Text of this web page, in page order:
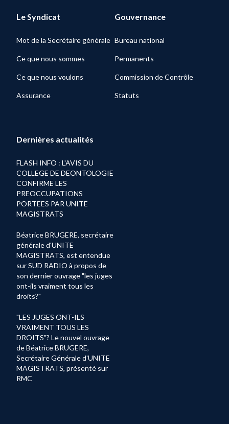
Le Syndicat
Mot de la Secrétaire générale
Ce que nous sommes
Ce que nous voulons
Assurance
Gouvernance
Bureau national
Permanents
Commission de Contrôle
Statuts
Dernières actualités
FLASH INFO : L'AVIS DU
COLLEGE DE DEONTOLOGIE
CONFIRME LES
PREOCCUPATIONS
PORTEES PAR UNITE
MAGISTRATS
Béatrice BRUGERE, secrétaire
générale d'UNITE
MAGISTRATS, est entendue
sur SUD RADIO à propos de
son dernier ouvrage "les juges
ont-ils vraiment tous les
droits?"
"LES JUGES ONT-ILS
VRAIMENT TOUS LES
DROITS"? Le nouvel ouvrage
de Béatrice BRUGERE,
Secrétaire Générale d'UNITE
MAGISTRATS, présenté sur
RMC